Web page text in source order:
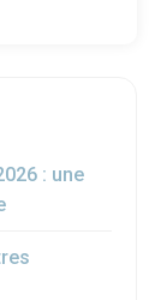
: une